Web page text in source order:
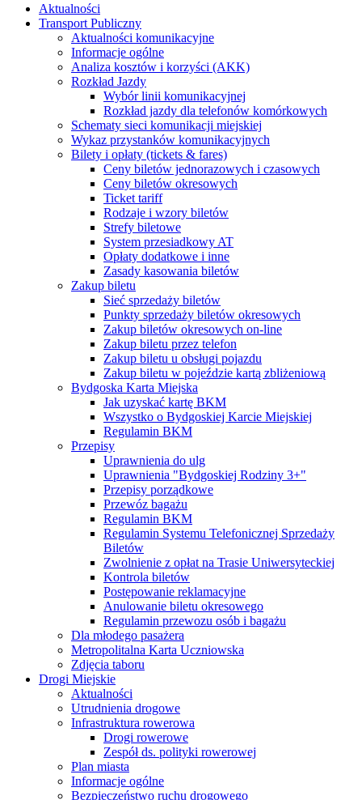
Aktualności
Transport Publiczny
Aktualności komunikacyjne
Informacje ogólne
Analiza kosztów i korzyści (AKK)
Rozkład Jazdy
Wybór linii komunikacyjnej
Rozkład jazdy dla telefonów komórkowych
Schematy sieci komunikacji miejskiej
Wykaz przystanków komunikacyjnych
Bilety i opłaty (tickets & fares)
Ceny biletów jednorazowych i czasowych
Ceny biletów okresowych
Ticket tariff
Rodzaje i wzory biletów
Strefy biletowe
System przesiadkowy AT
Opłaty dodatkowe i inne
Zasady kasowania biletów
Zakup biletu
Sieć sprzedaży biletów
Punkty sprzedaży biletów okresowych
Zakup biletów okresowych on-line
Zakup biletu przez telefon
Zakup biletu u obsługi pojazdu
Zakup biletu w pojeździe kartą zbliżeniową
Bydgoska Karta Miejska
Jak uzyskać kartę BKM
Wszystko o Bydgoskiej Karcie Miejskiej
Regulamin BKM
Przepisy
Uprawnienia do ulg
Uprawnienia "Bydgoskiej Rodziny 3+"
Przepisy porządkowe
Przewóz bagażu
Regulamin BKM
Regulamin Systemu Telefonicznej Sprzedaży
Biletów
Zwolnienie z opłat na Trasie Uniwersyteckiej
Kontrola biletów
Postępowanie reklamacyjne
Anulowanie biletu okresowego
Regulamin przewozu osób i bagażu
Dla młodego pasażera
Metropolitalna Karta Uczniowska
Zdjęcia taboru
Drogi Miejskie
Aktualności
Utrudnienia drogowe
Infrastruktura rowerowa
Drogi rowerowe
Zespół ds. polityki rowerowej
Plan miasta
Informacje ogólne
Bezpieczeństwo ruchu drogowego